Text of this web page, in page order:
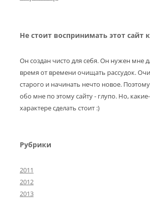
Не стоит воспринимать этот сайт
Он создан чисто для себя. Он нужен мне
время от времени очищать рассудок.
старого и начинать нечто новое.
обо мне по этому сайту - глупо. Но,
характере сделать стоит :)
Рубрики
2011
2012
2013